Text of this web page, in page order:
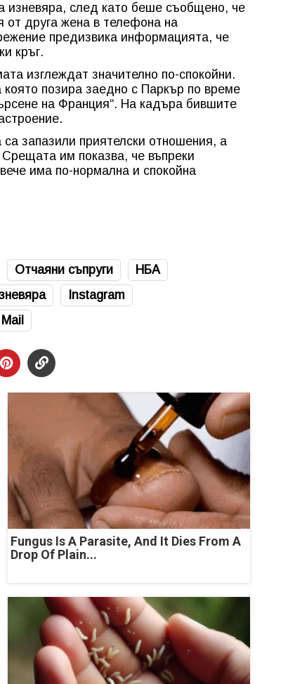
изневяра, след като беше съобщено, че
от друга жена в телефона на
предизвика информацията, че
кръг.
изглеждат значително по-спокойни.
позира заедно с Паркър по време
на Франция“. На кадъра бившите
запазили приятелски отношения, а
им показва, че въпреки
има по-нормална и спокойна
Отчаяни съпруги
НБА
Instagram
Fungus Is A Parasite, And It Dies From A
Drop Of Plain...